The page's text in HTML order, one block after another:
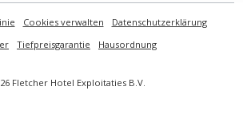
Fletcher Hotel Exploitaties B.V.
Cookies verwalten
Datenschutzerklärung
Tiefpreisgarantie Hausordnung